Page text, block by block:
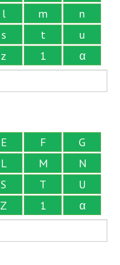
l m
n
s t
u
z 1
α
E F
G
L M
N
S T
U
Z 1
α